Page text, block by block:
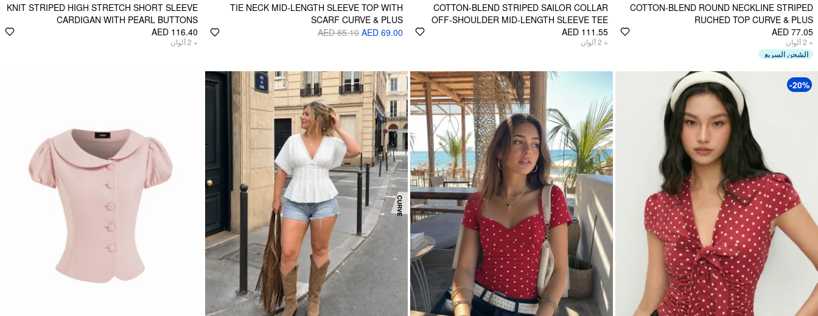
COTTON-BLEND ROUND NECKLINE STRIPED
RUCHED TOP CURVE & PLUS
AED 77.05
+
2ألوان
الشحن السريع
COTTON-BLEND STRIPED SAILOR COLLAR
OFF-SHOULDER MID-LENGTH SLEEVE TEE
AED 111.55
+
2ألوان
TIE NECK MID-LENGTH SLEEVE TOP WITH
SCARF CURVE & PLUS
AED 69.00
AED 85.10
KNIT STRIPED HIGH STRETCH SHORT SLEEVE
CARDIGAN WITH PEARL BUTTONS
AED 116.40
+
2ألوان
-20%